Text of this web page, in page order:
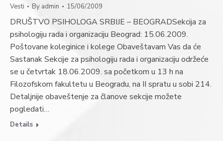
Vesti By admin 15/06/2009
DRUŠTVO PSIHOLOGA SRBIJE – BEOGRADSekcija za
psihologiju rada i organizaciju Beograd: 15.06.2009.
Poštovane koleginice i kolege Obaveštavam Vas da će
Sastanak Sekcije za psihologiju rada i organizaciju održeće
se u četvrtak 18.06.2009. sa početkom u 13 h na
Filozofskom fakultetu u Beogradu, na II spratu u sobi 214.
Detaljnije obaveštenje za članove sekcije možete
pogledati…
Details